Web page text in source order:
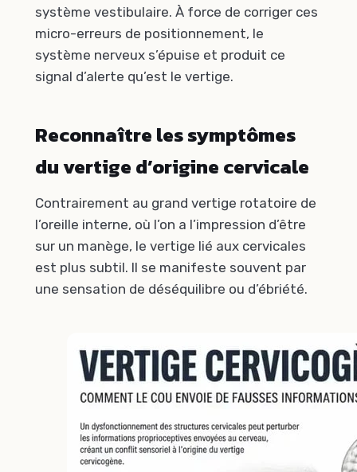
système vestibulaire. À force de corriger ces
micro-erreurs de positionnement, le
système nerveux s’épuise et produit ce
signal d’alerte qu’est le vertige.
Reconnaître les symptômes
du vertige d’origine cervicale
Contrairement au grand vertige rotatoire de
l’oreille interne, où l’on a l’impression d’être
sur un manège, le vertige lié aux cervicales
est plus subtil. Il se manifeste souvent par
une sensation de déséquilibre ou d’ébriété.